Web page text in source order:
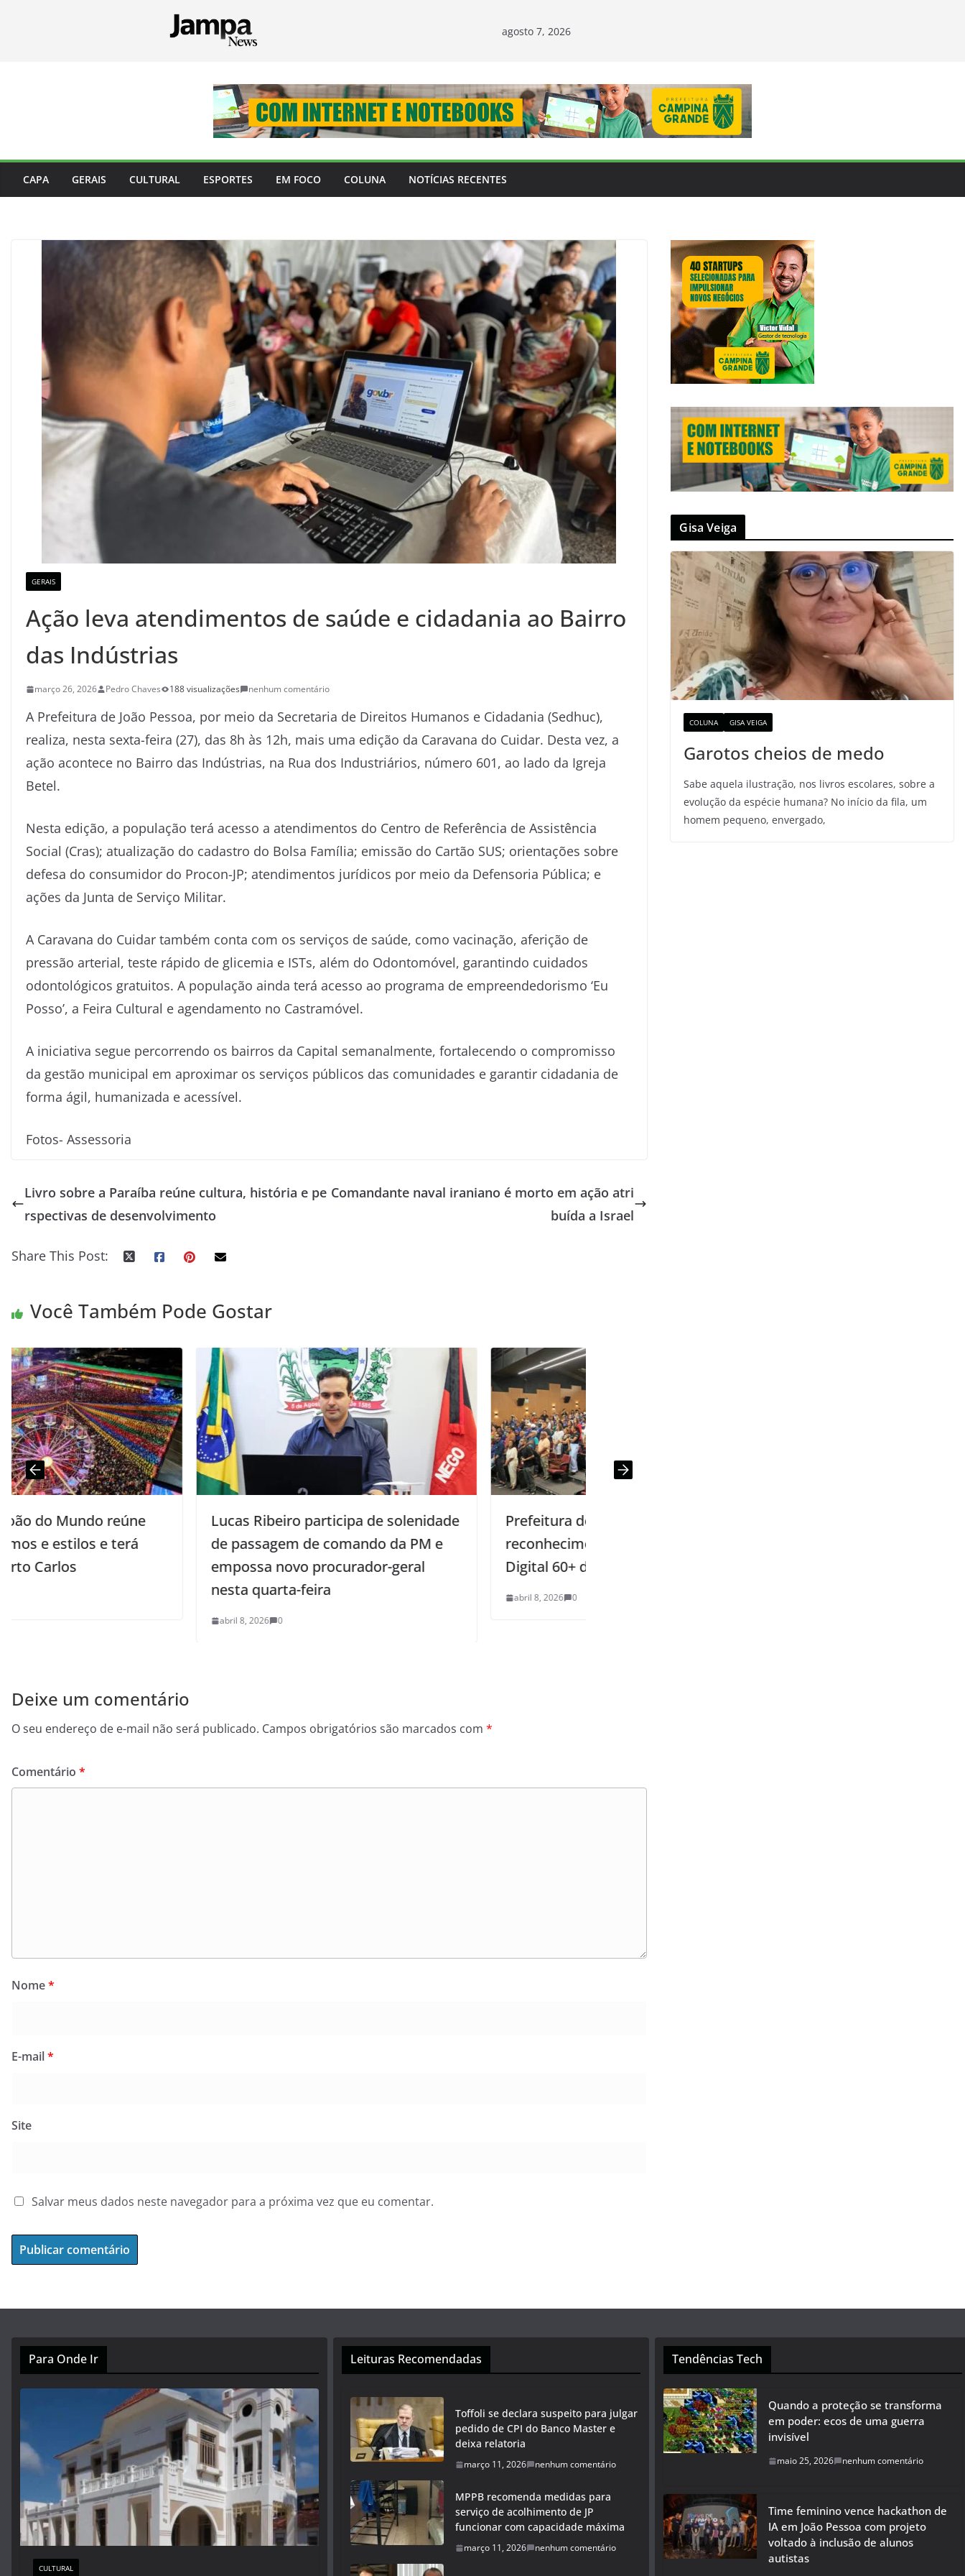
agosto 7, 2026
CAPA GERAIS CULTURAL ESPORTES EM FOCO COLUNA NOTÍCIAS RECENTES
GERAIS
Ação leva atendimentos de saúde e cidadania ao Bairro
das Indústrias
março 26, 2026 Pedro Chaves 188 visualizações nenhum comentário
A Prefeitura de João Pessoa, por meio da Secretaria de Direitos Humanos e Cidadania (Sedhuc),
realiza, nesta sexta-feira (27), das 8h às 12h, mais uma edição da Caravana do Cuidar. Desta vez, a
ação acontece no Bairro das Indústrias, na Rua dos Industriários, número 601, ao lado da Igreja
Betel.
Nesta edição, a população terá acesso a atendimentos do Centro de Referência de Assistência
Social (Cras); atualização do cadastro do Bolsa Família; emissão do Cartão SUS; orientações sobre
defesa do consumidor do Procon-JP; atendimentos jurídicos por meio da Defensoria Pública; e
ações da Junta de Serviço Militar.
A Caravana do Cuidar também conta com os serviços de saúde, como vacinação, aferição de
pressão arterial, teste rápido de glicemia e ISTs, além do Odontomóvel, garantindo cuidados
odontológicos gratuitos. A população ainda terá acesso ao programa de empreendedorismo ‘Eu
Posso’, a Feira Cultural e agendamento no Castramóvel.
A iniciativa segue percorrendo os bairros da Capital semanalmente, fortalecendo o compromisso
da gestão municipal em aproximar os serviços públicos das comunidades e garantir cidadania de
forma ágil, humanizada e acessível.
Fotos- Assessoria
Livro sobre a Paraíba reúne cultura, história e pe
rspectivas de desenvolvimento
Comandante naval iraniano é morto em ação atri
buída a Israel
Share This Post:
Você Também Pode Gostar
Lucas Ribeiro participa de solenidade
de passagem de comando da PM e
empossa novo procurador-geral
Prefeitura de João Pessoa celebra
reconhecimento no projeto Rede
Digital 60+ da Anatel
Deixe um comentário
O seu endereço de e-mail não será publicado. Campos obrigatórios são marcados com *
Comentário *
Nome*
E-mail*
Site
Salvar meus dados neste navegador para a próxima vez que eu comentar.
Gisa Veiga
COLUNA GISA VEIGA
Garotos cheios de medo
Sabe aquela ilustração, nos livros escolares, sobre a
evolução da espécie humana? No início da fila, um
homem pequeno, envergado,
Para Onde Ir
CULTURAL
Leituras Recomendadas
Toffoli se declara suspeito para julgar
pedido de CPI do Banco Master e
deixa relatoria
março 11, 2026 nenhum comentário
MPPB recomenda medidas para
serviço de acolhimento de JP
funcionar com capacidade máxima
março 11, 2026 nenhum comentário
Tendências Tech
Quando a proteção se transforma
em poder: ecos de uma guerra
invisível
maio 25, 2026 nenhum comentário
Time feminino vence hackathon de
IA em João Pessoa com projeto
voltado à inclusão de alunos
autistas